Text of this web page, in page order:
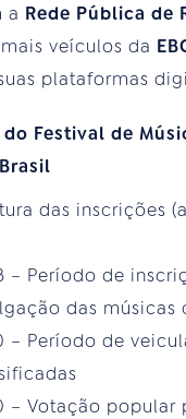
a Rede Pública de
veículos da
plataformas
Festival de
das inscrições
– Período de
das músicas
– Período de
– Votação popular